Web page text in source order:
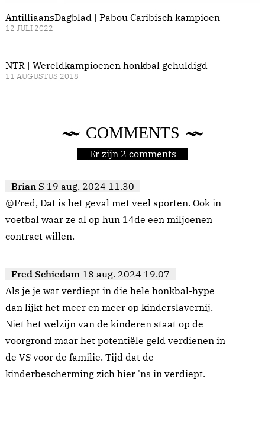
AntilliaansDagblad | Pabou Caribisch kampioen
12 JULI 2022
NTR | Wereldkampioenen honkbal gehuldigd
11 AUGUSTUS 2018
COMMENTS
Er zijn 2 comments
Brian S 19 aug. 2024 11.30
@Fred, Dat is het geval met veel sporten. Ook in
voetbal waar ze al op hun 14de een miljoenen
contract willen.
Fred Schiedam 18 aug. 2024 19.07
Als je je wat verdiept in die hele honkbal-hype
dan lijkt het meer en meer op kinderslavernij.
Niet het welzijn van de kinderen staat op de
voorgrond maar het potentiële geld verdienen in
de VS voor de familie. Tijd dat de
kinderbescherming zich hier 'ns in verdiept.